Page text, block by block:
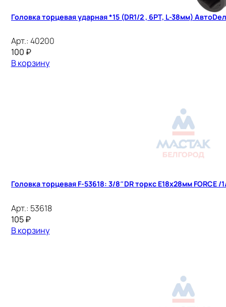
Головка торцевая ударная *15 (DR1/2 , 6PT, L-38мм)
Арт.: 40200
100 ₽
В корзину
Головка торцевая F-53618: 3/8″DR торкс Е18х28мм FORCE /
Арт.: 53618
105₽
В корзину